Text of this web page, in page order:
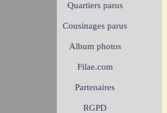
Quartiers parus
Cousinages parus
Album photos
Filae.com
Partenaires
RGPD